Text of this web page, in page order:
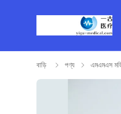
বাড়ি পণ্য এমএমএস